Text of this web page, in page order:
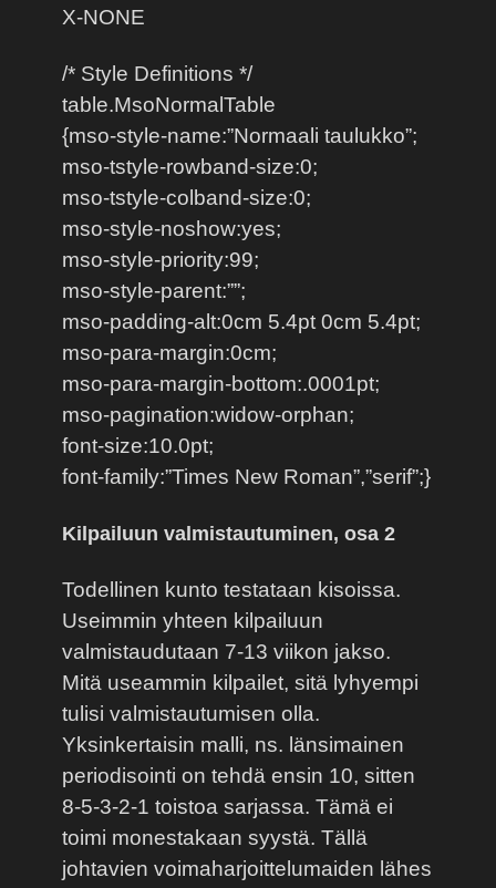
X-NONE
/* Style Definitions */
table.MsoNormalTable
{mso-style-name:”Normaali taulukko”;
mso-tstyle-rowband-size:0;
mso-tstyle-colband-size:0;
mso-style-noshow:yes;
mso-style-priority:99;
mso-style-parent:””;
mso-padding-alt:0cm 5.4pt 0cm 5.4pt;
mso-para-margin:0cm;
mso-para-margin-bottom:.0001pt;
mso-pagination:widow-orphan;
font-size:10.0pt;
font-family:”Times New Roman”,”serif”;}
Kilpailuun valmistautuminen, osa 2
Todellinen kunto testataan kisoissa.
Useimmin yhteen kilpailuun
valmistaudutaan 7-13 viikon jakso.
Mitä useammin kilpailet, sitä lyhyempi
tulisi valmistautumisen olla.
Yksinkertaisin malli, ns. länsimainen
periodisointi on tehdä ensin 10, sitten
8-5-3-2-1 toistoa sarjassa. Tämä ei
toimi monestakaan syystä. Tällä
johtavien voimaharjoittelumaiden lähes